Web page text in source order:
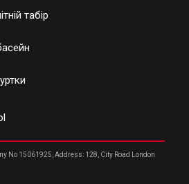
табір
No 15061925, Address: 128, City Road London